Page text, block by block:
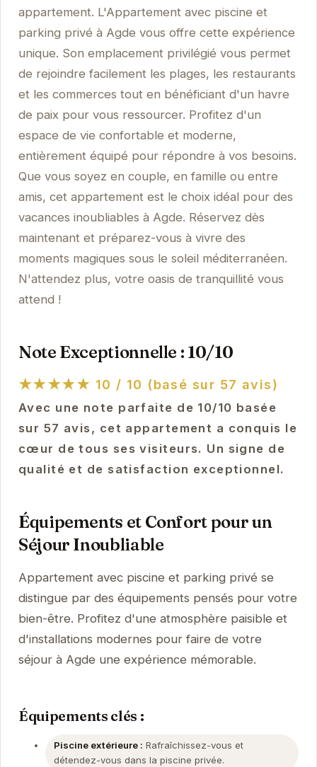
appartement. L'Appartement avec piscine et
parking privé à Agde vous offre cette expérience
unique. Son emplacement privilégié vous permet
de rejoindre facilement les plages, les restaurants
et les commerces tout en bénéficiant d'un havre
de paix pour vous ressourcer. Profitez d'un
espace de vie confortable et moderne,
entièrement équipé pour répondre à vos besoins.
Que vous soyez en couple, en famille ou entre
amis, cet appartement est le choix idéal pour des
vacances inoubliables à Agde. Réservez dès
maintenant et préparez-vous à vivre des
moments magiques sous le soleil méditerranéen.
N'attendez plus, votre oasis de tranquillité vous
attend !
Note Exceptionnelle : 10/10
★★★★★ 10 / 10 (basé sur 57 avis)
Avec une note parfaite de 10/10 basée
sur 57 avis, cet appartement a conquis le
cœur de tous ses visiteurs. Un signe de
qualité et de satisfaction exceptionnel.
Équipements et Confort pour un
Séjour Inoubliable
Appartement avec piscine et parking privé se
distingue par des équipements pensés pour votre
bien-être. Profitez d'une atmosphère paisible et
d'installations modernes pour faire de votre
séjour à Agde une expérience mémorable.
Équipements clés :
Piscine extérieure : Rafraîchissez-vous et
détendez-vous dans la piscine privée.